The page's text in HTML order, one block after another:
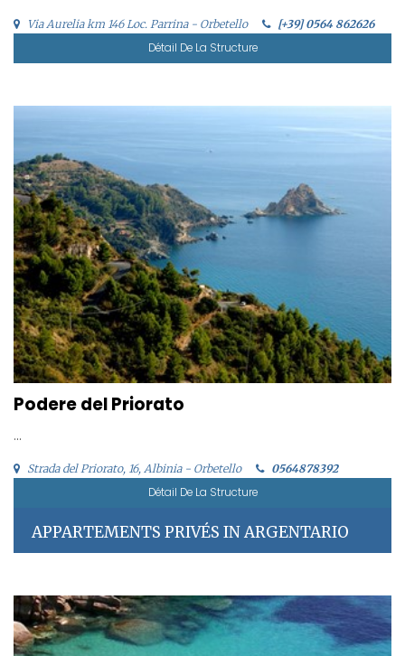
Via Aurelia km 146 Loc. Parrina - Orbetello [+39] 0564 862626
Détail De La Structure
Podere del Priorato
...
Strada del Priorato, 16, Albinia - Orbetello 0564878392
Détail De La Structure
APPARTEMENTS PRIVÉS IN ARGENTARIO